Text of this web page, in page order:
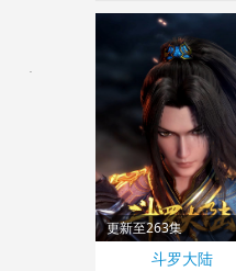
更新至263集
斗罗大陆